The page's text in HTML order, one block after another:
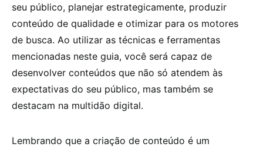
seu público, planejar estrategicamente, produzir
conteúdo de qualidade e otimizar para os motores
de busca. Ao utilizar as técnicas e ferramentas
mencionadas neste guia, você será capaz de
desenvolver conteúdos que não só atendem às
expectativas do seu público, mas também se
destacam na multidão digital.
Lembrando que a criação de conteúdo é um